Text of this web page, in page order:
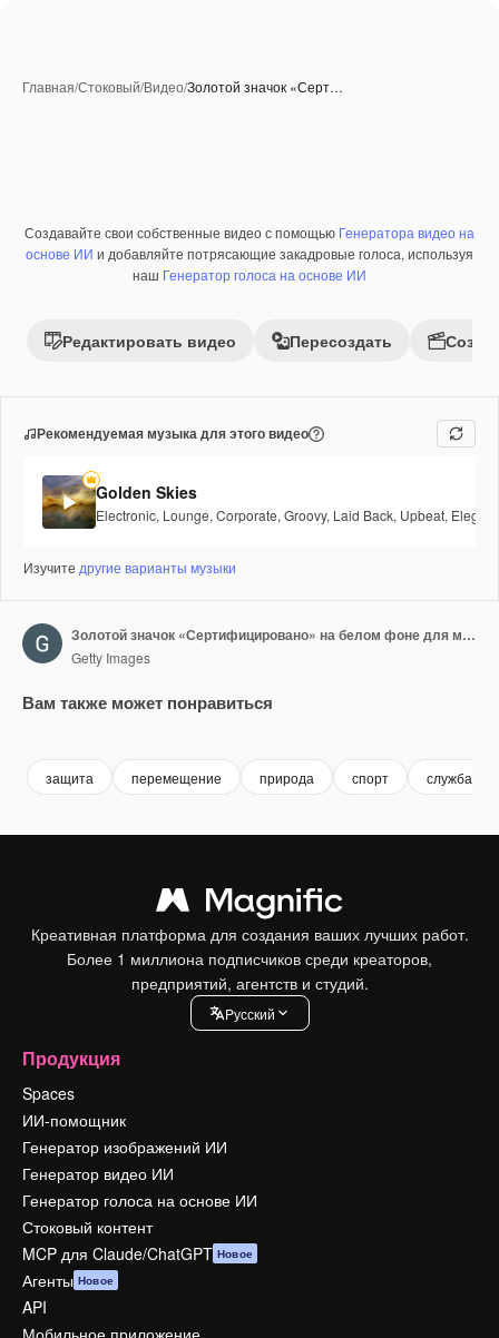
Главная/Стоковый/Видео/Золотой значок «Серт…
Премиум
Создавайте свои собственные видео с помощью Генератора видео на
основе ИИ и добавляйте потрясающие закадровые голоса, используя
наш Генератор голоса на основе ИИ
Редактировать видео Пересоздать
Рекомендуемая музыка для этого видео
Golden Skies
Electronic, Lounge, Corporate, Groovy, Laid Back, Upbeat, Elegant
Изучите другие варианты музыки
Золотой значок «Сертифицировано» на белом фоне для маркетингового дизайна. Моушн-графика.
Getty Images
Вам также может понравиться
защита перемещение природа спорт служба
Креативная платформа для создания ваших лучших работ.
Более 1 миллиона подписчиков среди креаторов,
предприятий, агентств и студий.
Pусский
Продукция
Spaces
ИИ-помощник
Генератор изображений ИИ
Генератор видео ИИ
Генератор голоса на основе ИИ
Стоковый контент
MCP для Claude/ChatGPT Новое
Агенты Новое
API
Мобильное приложение